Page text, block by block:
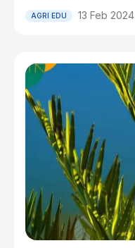
AGRI EDU 13 Feb 2024